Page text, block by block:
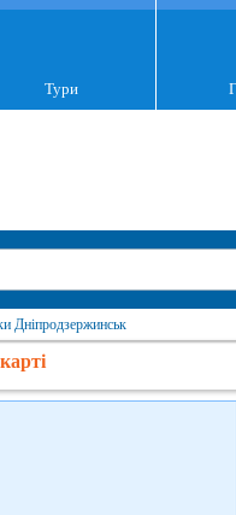
Тури
Дніпродзержинськ